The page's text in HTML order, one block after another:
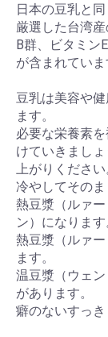
日本の豆乳と
厳選した台湾
B群、ビタミン
が含まれていま
豆乳は美容や
ます。
必要な栄養素
けていきまし
上がりください
冷やしてその
熱豆漿（ルァ
ン）になります
熱豆漿（ルァ
ます。
温豆漿（ウェ
があります。
癖のないすっき